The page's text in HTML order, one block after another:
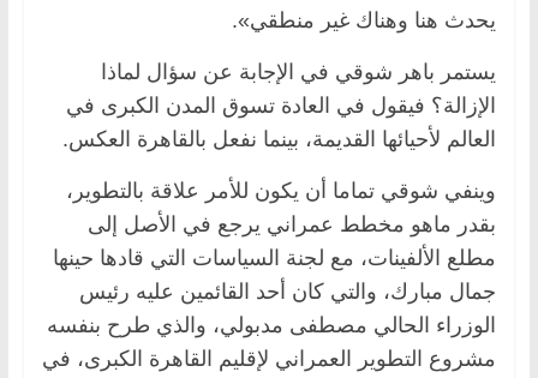
يحدث هنا وهناك غير منطقي».
يستمر باهر شوقي في الإجابة عن سؤال لماذا
الإزالة؟ فيقول في العادة تسوق المدن الكبرى في
العالم لأحيائها القديمة، بينما نفعل بالقاهرة العكس.
وينفي شوقي تماما أن يكون للأمر علاقة بالتطوير،
بقدر ماهو مخطط عمراني يرجع في الأصل إلى
مطلع الألفينات، مع لجنة السياسات التي قادها حينها
جمال مبارك، والتي كان أحد القائمين عليه رئيس
الوزراء الحالي مصطفى مدبولي، والذي طرح بنفسه
مشروع التطوير العمراني لإقليم القاهرة الكبرى، في